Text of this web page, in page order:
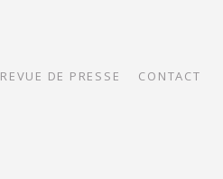
REVUE DE PRESSE CONTACT